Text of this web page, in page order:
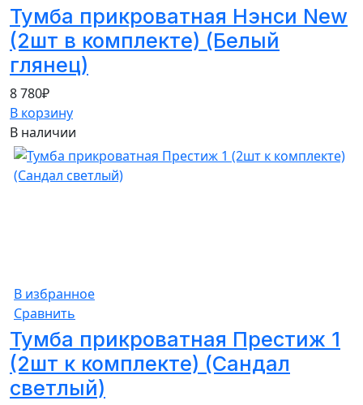
Тумба прикроватная Нэнси New
(2шт в комплекте) (Белый
глянец)
8 780₽
В корзину
В наличии
В избранное
Сравнить
Тумба прикроватная Престиж 1
(2шт к комплекте) (Сандал
светлый)